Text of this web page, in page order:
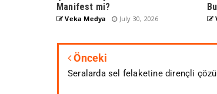
Manifest mi?
Veka Medya July 30, 2026
Önceki
Seralarda sel felaketine dirençli